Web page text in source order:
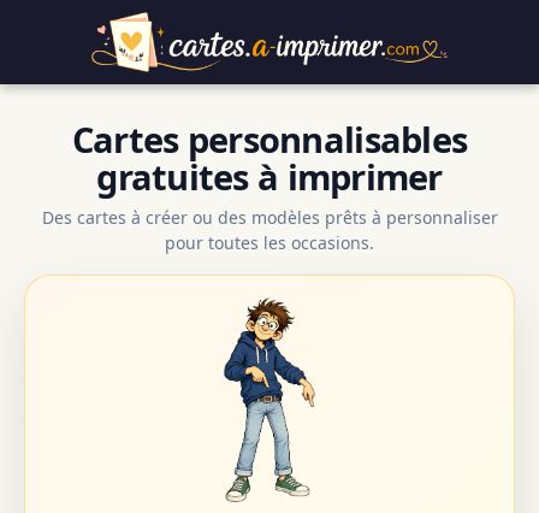
Cartes personnalisables
gratuites à imprimer
Des cartes à créer ou des modèles prêts à personnaliser
pour toutes les occasions.